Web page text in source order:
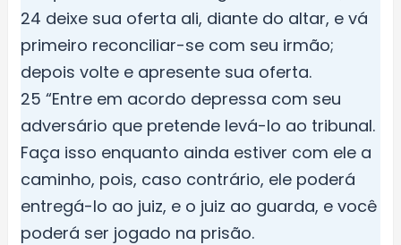
24 deixe sua oferta ali, diante do altar, e vá
primeiro reconciliar-se com seu irmão;
depois volte e apresente sua oferta.
25 “Entre em acordo depressa com seu
adversário que pretende levá-lo ao tribunal.
Faça isso enquanto ainda estiver com ele a
caminho, pois, caso contrário, ele poderá
entregá-lo ao juiz, e o juiz ao guarda, e você
poderá ser jogado na prisão.